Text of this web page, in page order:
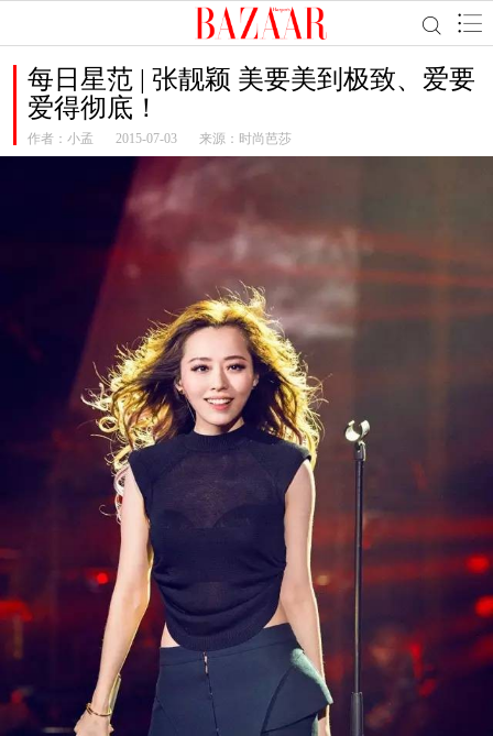
每日星范 | 张靓颖 美要美到极致、爱要
爱得彻底！
作者： 小孟 2015-07-03 来源：时尚芭莎